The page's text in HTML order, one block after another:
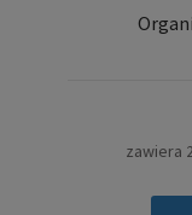
zawiera